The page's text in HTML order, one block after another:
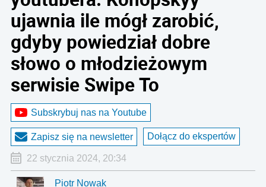
ujawnia ile mógł zarobić,
gdyby powiedział dobre
słowo o młodzieżowym
serwisie Swipe To
Subskrybuj nas na Youtube
Zapisz się na newsletter Dołącz do ekspertów
22 stycznia 2024, 20:34
Piotr Nowak